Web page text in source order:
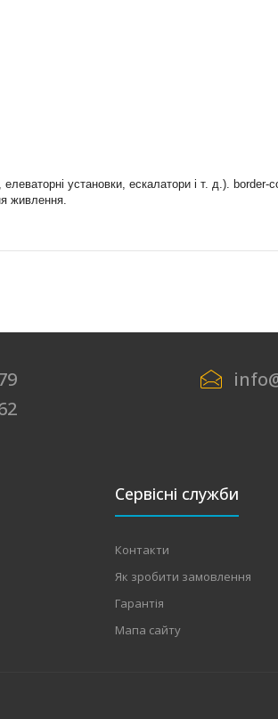
установки, ескалатори і т. д.).
живлення.
Сервісні служби
Контакти
Як зробити замовлення
Гарантія
Мапа сайту